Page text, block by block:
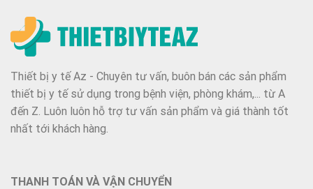
Thiết bị y tế Az - Chuyên tư vấn, buôn bán các sản phẩm
thiết bị y tế sử dụng trong bệnh viện, phòng khám,... từ A
đến Z. Luôn luôn hỗ trợ tư vấn sản phẩm và giá thành tốt
nhất tới khách hàng.
THANH TOÁN VÀ VẬN CHUYỂN